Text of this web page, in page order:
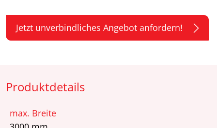
Jetzt unverbindliches Angebot anfordern!
Produktdetails
max. Breite